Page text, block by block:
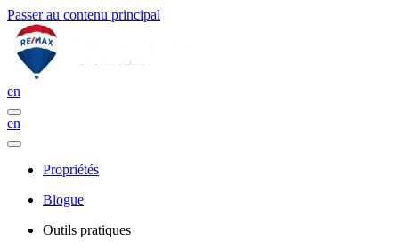
Passer au contenu principal
en
en
Propriétés
Blogue
Outils pratiques